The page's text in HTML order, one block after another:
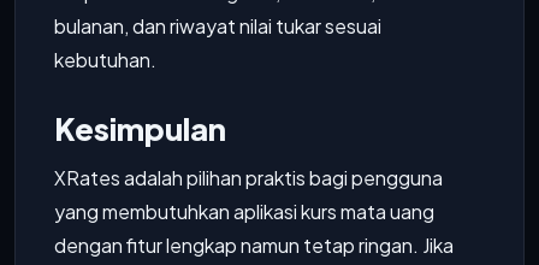
bulanan, dan riwayat nilai tukar sesuai
kebutuhan.
Kesimpulan
XRates adalah pilihan praktis bagi pengguna
yang membutuhkan aplikasi kurs mata uang
dengan fitur lengkap namun tetap ringan. Jika